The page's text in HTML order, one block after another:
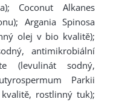
Coconut Alkanes
Argania Spinosa
olej v bio kvalitě);
antimikrobiální
(levulinát sodný,
Parkii
rostlinný tuk);